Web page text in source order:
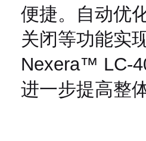
便捷。自动优
关闭等功能实
Nexera™ LC-
进一步提高整